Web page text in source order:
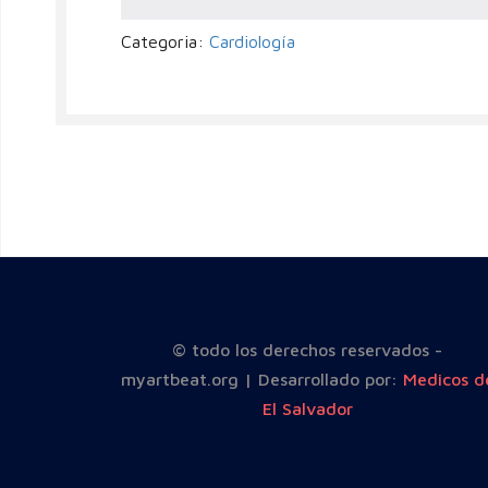
Categoria: Cardiología
© todo los derechos reservados -
myartbeat.org | Desarrollado por: Medicos
El Salvador